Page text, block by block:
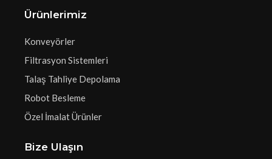
Ürünlerimiz
Konveyörler
Filtrasyon Sistemleri
Talaş Tahliye Depolama
Robot Besleme
Özel İmalat Ürünler
Bize Ulaşın